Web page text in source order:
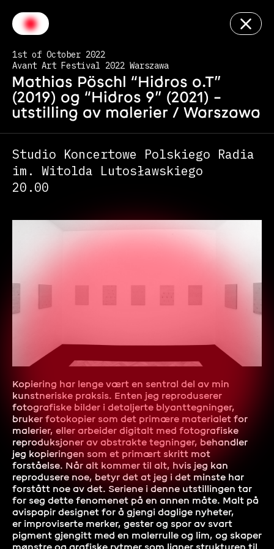
1st of October 2022
Avant Art Festival 2022 Warszawa
Mathias Pöschl “Hidros o.T”
(2019) og “Hidros 9” (2021) –
utstilling av malerier / Warszawa
Studio Koncertowe Polskiego Radia
im. Witolda Lutosławskiego
20.00
Kopiering har lenge vært en sentral del av min
kunstneriske praksis. Enten jeg reproduserer
fotografiske bilder i detaljerte blyanttegninger,
bruker fotokopier som det primære materialet for
malerier, eller arbeider digitalt med fotografiske
reproduksjoner av abstrakte tegninger, behandler
jeg kopieringen som et primært skritt mot
forståelse. Når alt kommer til alt, hvis jeg kan
reprodusere noe, betyr det at jeg i det minste har
forstått noe av det. Seriene i denne utstillingen tar
for seg dette fenomenet på en annen måte. Malt på
avispapir designet for å gjengi daglige nyheter,
er improviserte merker, gester og spor av svart
pigment gjengitt med en malerrulle og lim, og skaper